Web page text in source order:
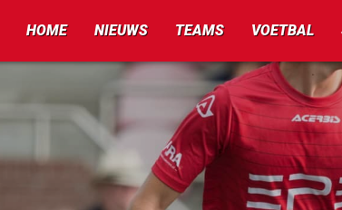
HOME NIEUWS TEAMS VOETBAL